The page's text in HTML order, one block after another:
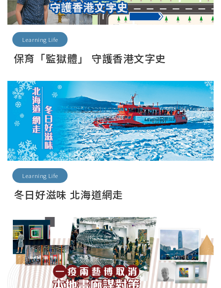
Learning Life
保育「監獄體」 守護香港文字史
Learning Life
冬日好滋味 北海道網走